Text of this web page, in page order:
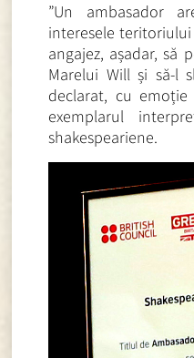
”Un ambasador
interesele
angajez, așadar,
Marelui Will și să-l
declarat, cu emoție
exemplarul
shakespeariene.